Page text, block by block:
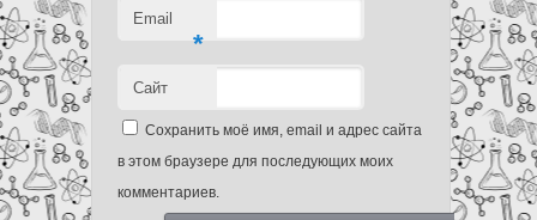
Email
*
Сайт
Сохранить моё имя, email и адрес сайта
в этом браузере для последующих моих
комментариев.